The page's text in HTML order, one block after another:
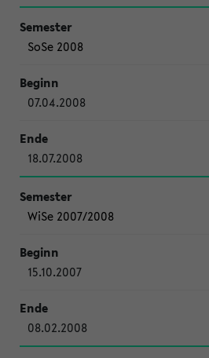
SoSe 2008
07.04.2008
18.07.2008
WiSe 2007/2008
15.10.2007
08.02.2008